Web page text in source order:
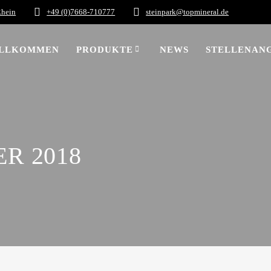
+49 (0)7668-710777 steinpark@topmineral.de
PRODUKTE NEWS
2018